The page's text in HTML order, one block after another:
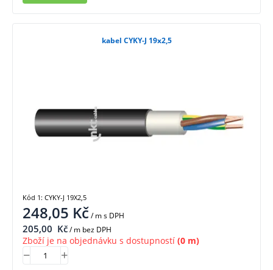
kabel CYKY-J 19x2,5
248,05 Kč/ ms DPH
205,00 Kč/ m bez DPH
Zboží je na objednávku s dostupností (0 m)
Kód 1: CYKY-J 19X2,5